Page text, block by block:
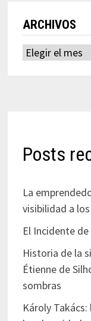
ARCHIVOS
Archivos
Posts
La
visibilidad a
El Incidente
Historia de la
Étienne de
sombras
Károly